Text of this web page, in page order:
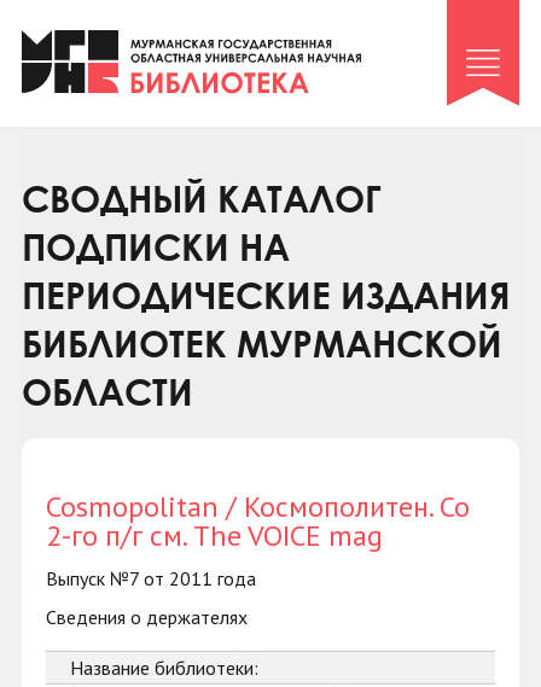
Клуб «Гиря и сельдерей»
Клуб «Семейный архив»
Коллегам
Контакты
СВОДНЫЙ КАТАЛОГ
ПОДПИСКИ НА
ПЕРИОДИЧЕСКИЕ ИЗДАНИЯ
БИБЛИОТЕК МУРМАНСКОЙ
ОБЛАСТИ
Cosmopolitan / Космополитен. Со
2-го п/г см. The VOICE mag
Выпуск №7 от 2011 года
Сведения о держателях
Название библиотеки: